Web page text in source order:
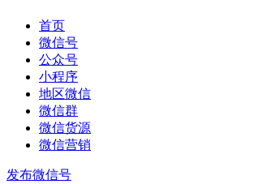
首页
微信号
公众号
小程序
地区微信
微信群
微信货源
微信营销
发布微信号